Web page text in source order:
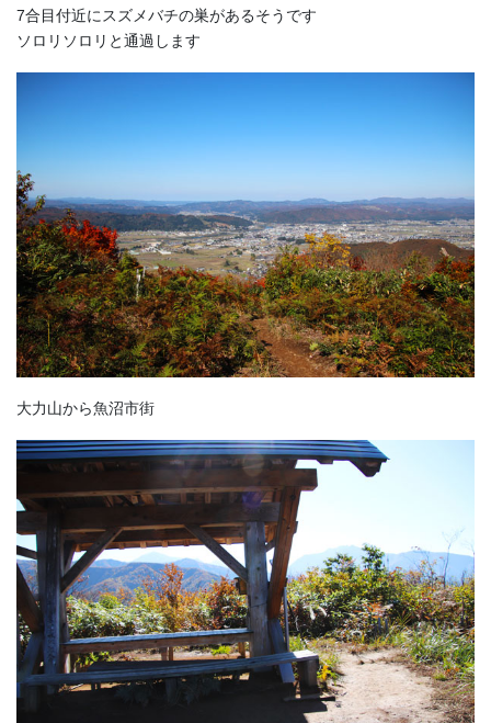
7合目付近にスズメバチの巣があるそうです
ソロリソロリと通過します
大力山から魚沼市街